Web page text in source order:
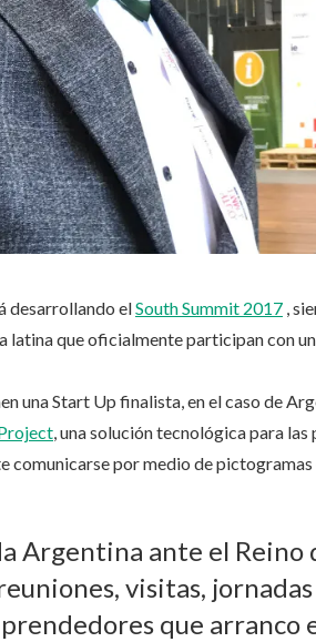
desarrollando elSouth Summit 2017 ,
latina que oficialmente participan con
una Start Up finalista, en el caso de
, una solución tecnológica para
comunicarse por medio de
Argentina ante el Reino
visitas,
que arranco